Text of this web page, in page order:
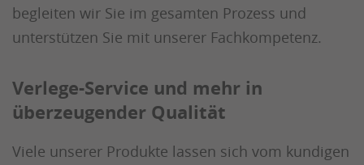
begleiten wir Sie im gesamten Prozess und
unterstützen Sie mit unserer Fachkompetenz.
Verlege-Service und mehr in
überzeugender Qualität
Viele unserer Produkte lassen sich vom kundigen